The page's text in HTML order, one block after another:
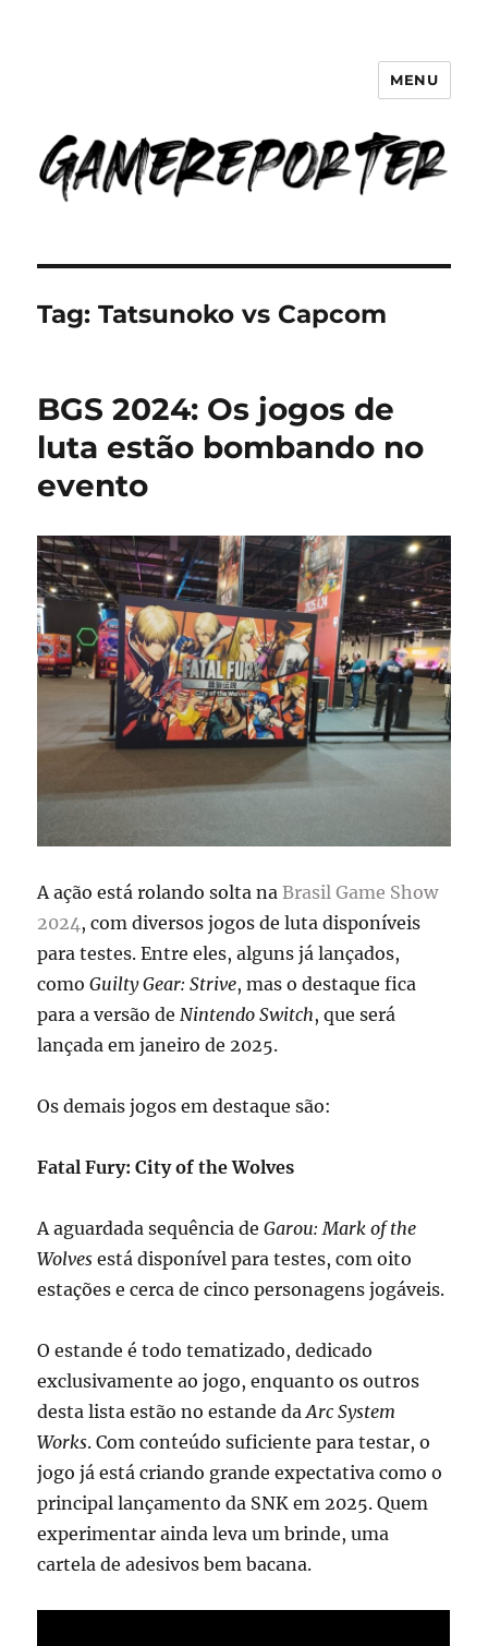
GameReporter | Cultura Gamer
MENU
Tag:Tatsunoko vs Capcom
BGS 2024: Os jogos de
luta estão bombando no
evento
A ação está rolando solta naBrasil Game Show
2024, com diversos jogos de luta disponíveis
para testes. Entre eles, alguns já lançados,
comoGuilty Gear: Strive, mas o destaque fica
para a versão deNintendo Switch, que será
lançada em janeiro de 2025.
Os demais jogos em destaque são:
Fatal Fury: City of the Wolves
A aguardada sequência deGarou: Mark of the
Wolves está disponível para testes, com oito
estações e cerca de cinco personagens jogáveis.
O estande é todo tematizado, dedicado
exclusivamente ao jogo, enquanto os outros
desta lista estão no estande daArc System
Works. Com conteúdo suficiente para testar, o
jogo já está criando grande expectativa como o
principal lançamento da SNK em 2025. Quem
experimentar ainda leva um brinde, uma
cartela de adesivos bem bacana.